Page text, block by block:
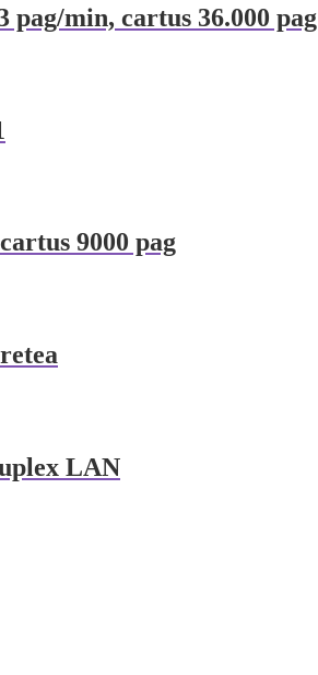
min, cartus 36.000 pag
9000 pag
LAN